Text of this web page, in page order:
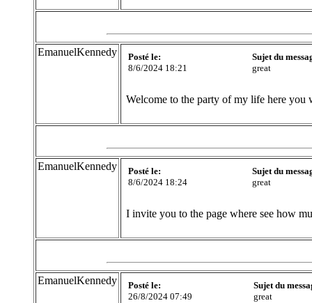
EmanuelKennedy
Posté le:
8/6/2024 18:21
Sujet du
great
Welcome to the party of my life here
EmanuelKennedy
Posté le:
8/6/2024 18:24
Sujet du
great
I invite you to the page where see how
EmanuelKennedy
Posté le:
26/8/2024 07:49
Sujet du
great